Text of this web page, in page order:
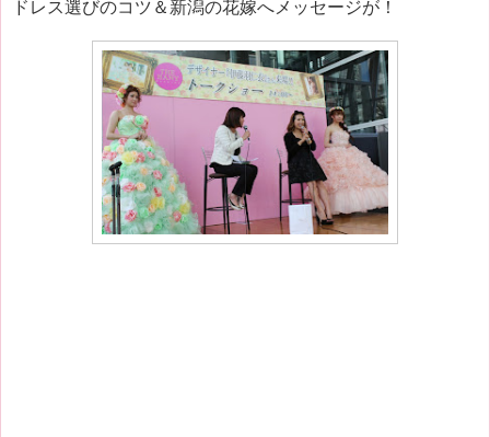
ドレス選びのコツ＆新潟の花嫁へメッセージが！